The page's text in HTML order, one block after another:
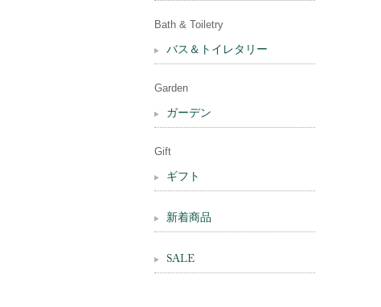
Bath & Toiletry
バス＆トイレタリー
Garden
ガーデン
Gift
ギフト
新着商品
SALE